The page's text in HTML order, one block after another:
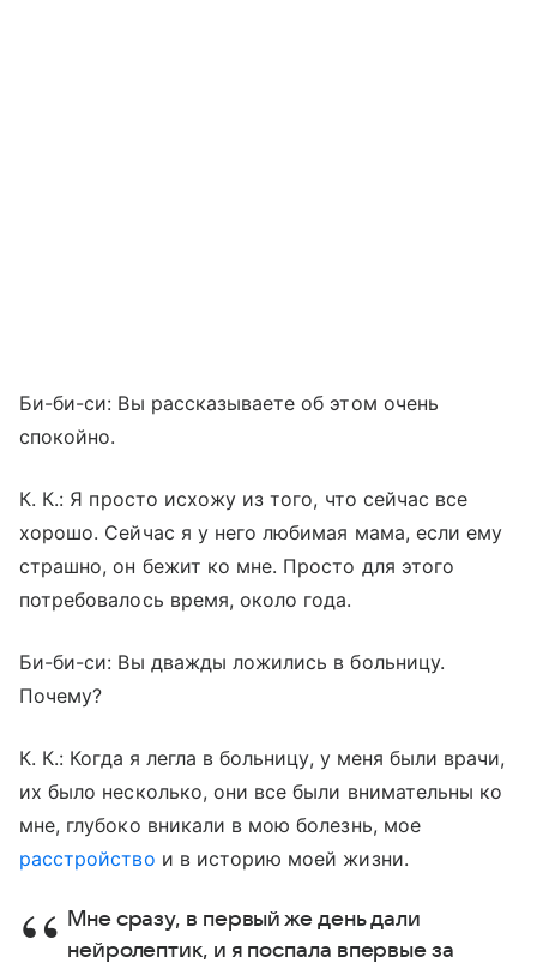
Би-би-си: Вы рассказываете об этом очень
спокойно.
К. К.: Я просто исхожу из того, что сейчас все
хорошо. Сейчас я у него любимая мама, если ему
страшно, он бежит ко мне. Просто для этого
потребовалось время, около года.
Би-би-си: Вы дважды ложились в больницу.
Почему?
К. К.: Когда я легла в больницу, у меня были врачи,
их было несколько, они все были внимательны ко
мне, глубоко вникали в мою болезнь, мое
расстройство и в историю моей жизни.
Мне сразу, в первый же день дали
нейролептик, и я поспала впервые за